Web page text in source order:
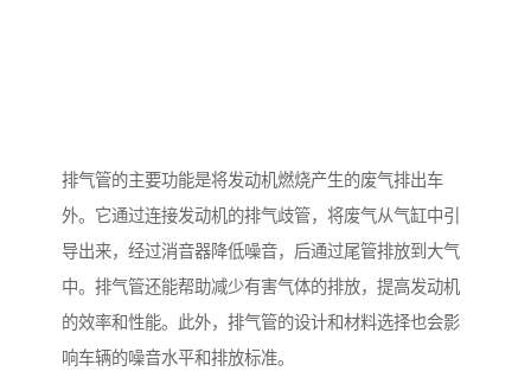
排气管的主要功能是将发动机燃烧产生的废气排出车
外。它通过连接发动机的排气歧管，将废气从气缸中引
导出来，经过消音器降低噪音，后通过尾管排放到大气
中。排气管还能帮助减少有害气体的排放，提高发动机
的效率和性能。此外，排气管的设计和材料选择也会影
响车辆的噪音水平和排放标准。